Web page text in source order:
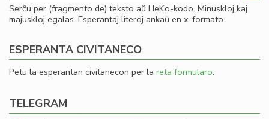
Serĉu per (fragmento de) teksto aŭ HeKo-kodo. Minuskloj kaj
majuskloj egalas. Esperantaj literoj ankaŭ en x-formato.
ESPERANTA CIVITANECO
Petu la esperantan civitanecon per la reta formularo.
TELEGRAM